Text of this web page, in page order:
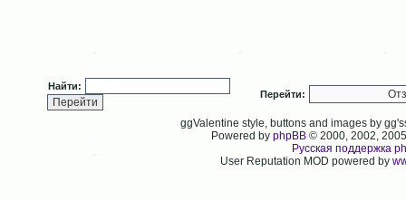
Найти:
Перейти:
ggValentine style, buttons and images by
Powered byphpBB © 2000, 2002,
Русская поддержка
User Reputation MOD powered by